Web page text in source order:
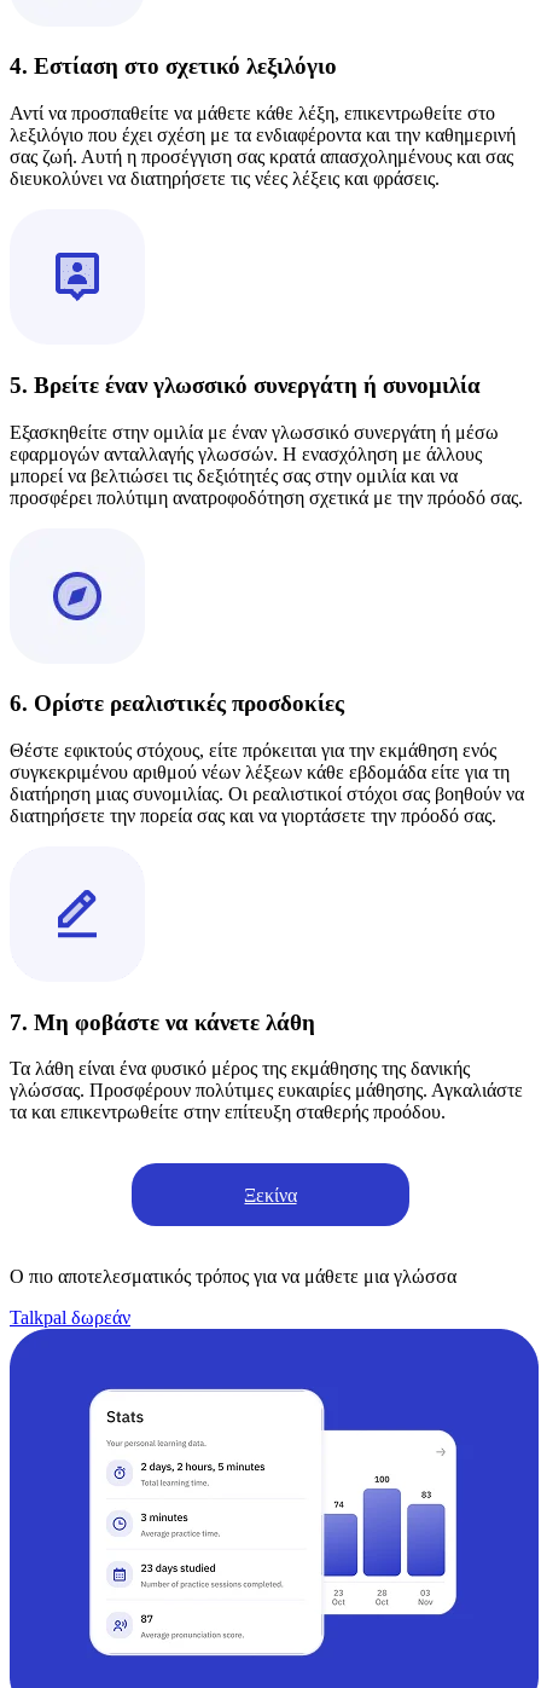
4. Εστίαση στο σχετικό λεξιλόγιο
Αντί να προσπαθείτε να μάθετε κάθε λέξη, επικεντρωθείτε στο
λεξιλόγιο που έχει σχέση με τα ενδιαφέροντα και την καθημερινή
σας ζωή. Αυτή η προσέγγιση σας κρατά απασχολημένους και σας
διευκολύνει να διατηρήσετε τις νέες λέξεις και φράσεις.
5. Βρείτε έναν γλωσσικό συνεργάτη ή συνομιλία
Εξασκηθείτε στην ομιλία με έναν γλωσσικό συνεργάτη ή μέσω
εφαρμογών ανταλλαγής γλωσσών. Η ενασχόληση με άλλους
μπορεί να βελτιώσει τις δεξιότητές σας στην ομιλία και να
προσφέρει πολύτιμη ανατροφοδότηση σχετικά με την πρόοδό σας.
6. Ορίστε ρεαλιστικές προσδοκίες
Θέστε εφικτούς στόχους, είτε πρόκειται για την εκμάθηση ενός
συγκεκριμένου αριθμού νέων λέξεων κάθε εβδομάδα είτε για τη
διατήρηση μιας συνομιλίας. Οι ρεαλιστικοί στόχοι σας βοηθούν να
διατηρήσετε την πορεία σας και να γιορτάσετε την πρόοδό σας.
7. Μη φοβάστε να κάνετε λάθη
Τα λάθη είναι ένα φυσικό μέρος της εκμάθησης της δανικής
γλώσσας. Προσφέρουν πολύτιμες ευκαιρίες μάθησης. Αγκαλιάστε
τα και επικεντρωθείτε στην επίτευξη σταθερής προόδου.
Ξεκίνα
Ο πιο αποτελεσματικός τρόπος για να μάθετε μια γλώσσα
Talkpal δωρεάν